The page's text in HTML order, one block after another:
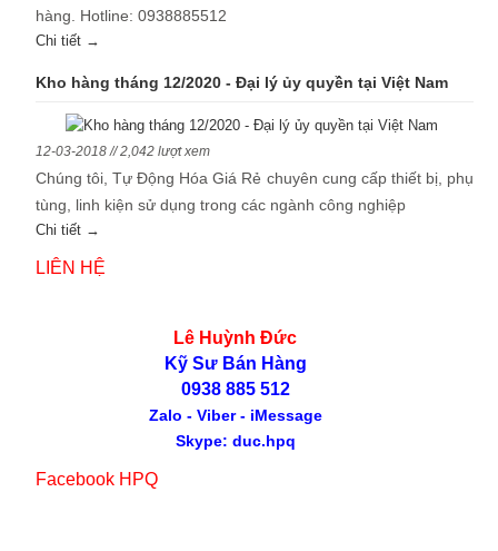
hàng. Hotline: 0938885512
Chi tiết →
Kho hàng tháng 12/2020 - Đại lý ủy quyền tại Việt Nam
12-03-2018 // 2,042 lượt xem
Chúng tôi, Tự Động Hóa Giá Rẻ chuyên cung cấp thiết bị, phụ
tùng, linh kiện sử dụng trong các ngành công nghiệp
Chi tiết →
LIÊN HỆ
Lê Huỳnh Đức
Kỹ Sư Bán Hàng
0938 885 512
Zalo - Viber - iMessage
Skype: duc.hpq
Facebook HPQ